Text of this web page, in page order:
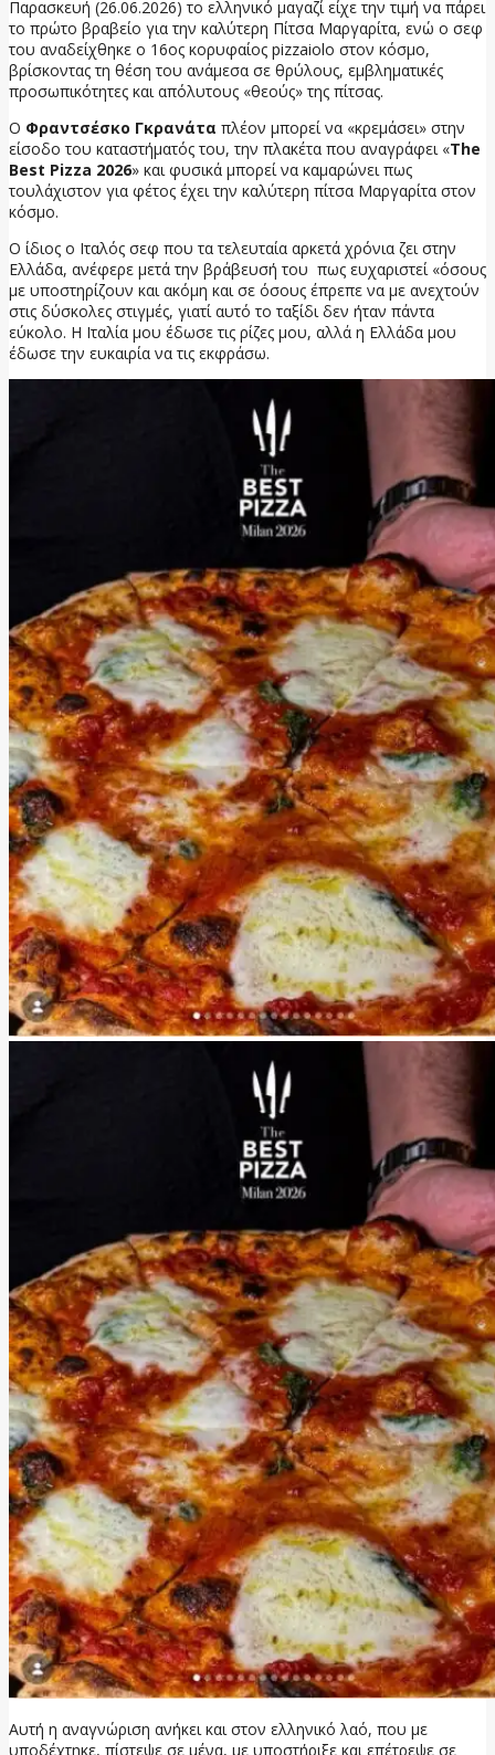
Παρασκευή (26.06.2026) το ελληνικό μαγαζί είχε την τιμή να πάρει
το πρώτο βραβείο για την καλύτερη Πίτσα Μαργαρίτα, ενώ ο σεφ
του αναδείχθηκε ο 16ος κορυφαίος pizzaiolo στον κόσμο,
βρίσκοντας τη θέση του ανάμεσα σε θρύλους, εμβληματικές
προσωπικότητες και απόλυτους «θεούς» της πίτσας.
Ο Φραντσέσκο Γκρανάτα πλέον μπορεί να «κρεμάσει» στην
είσοδο του καταστήματός του, την πλακέτα που αναγράφει «The
Best Pizza 2026» και φυσικά μπορεί να καμαρώνει πως
τουλάχιστον για φέτος έχει την καλύτερη πίτσα Μαργαρίτα στον
κόσμο.
Ο ίδιος ο Ιταλός σεφ που τα τελευταία αρκετά χρόνια ζει στην
Ελλάδα, ανέφερε μετά την βράβευσή του πως ευχαριστεί «όσους
με υποστηρίζουν και ακόμη και σε όσους έπρεπε να με ανεχτούν
στις δύσκολες στιγμές, γιατί αυτό το ταξίδι δεν ήταν πάντα
εύκολο. Η Ιταλία μου έδωσε τις ρίζες μου, αλλά η Ελλάδα μου
έδωσε την ευκαιρία να τις εκφράσω.
Αυτή η αναγνώριση ανήκει και στον ελληνικό λαό, που με
υποδέχτηκε, πίστεψε σε μένα, με υποστήριξε και επέτρεψε σε